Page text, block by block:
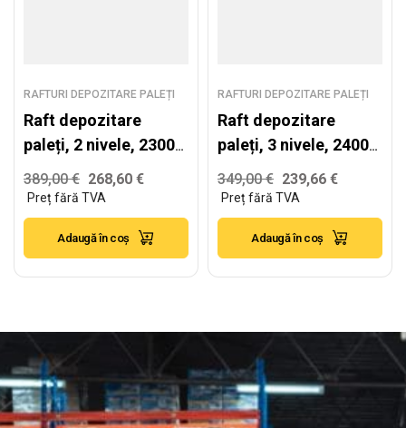
RAFTURI DEPOZITARE PALEȚI
Raft depozitare
paleți, 2 nivele, 2300
kg/nivel – H:2500mm
x L:3870mm x
W:1100mm
389,00€ 268,60 €
Adaugă în coș
RAFTURI DEPOZITARE PALEȚI
Raft depozitare
paleți, 3 nivele, 2400
kg/nivel –
H:4000mmx
L:1980mm x
W:1100mm, 2400
349,00€ 239,66 €
Adaugă în coș